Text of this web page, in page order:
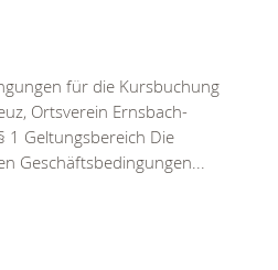
für die Kursbuchung
Ortsverein Ernsbach-
1 Geltungsbereich Die
Geschäftsbedingungen...